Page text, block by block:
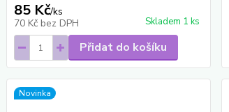
85 Kč/ks
70 Kč bez DPH Skladem 1 ks
Přidat do košíku
Novinka